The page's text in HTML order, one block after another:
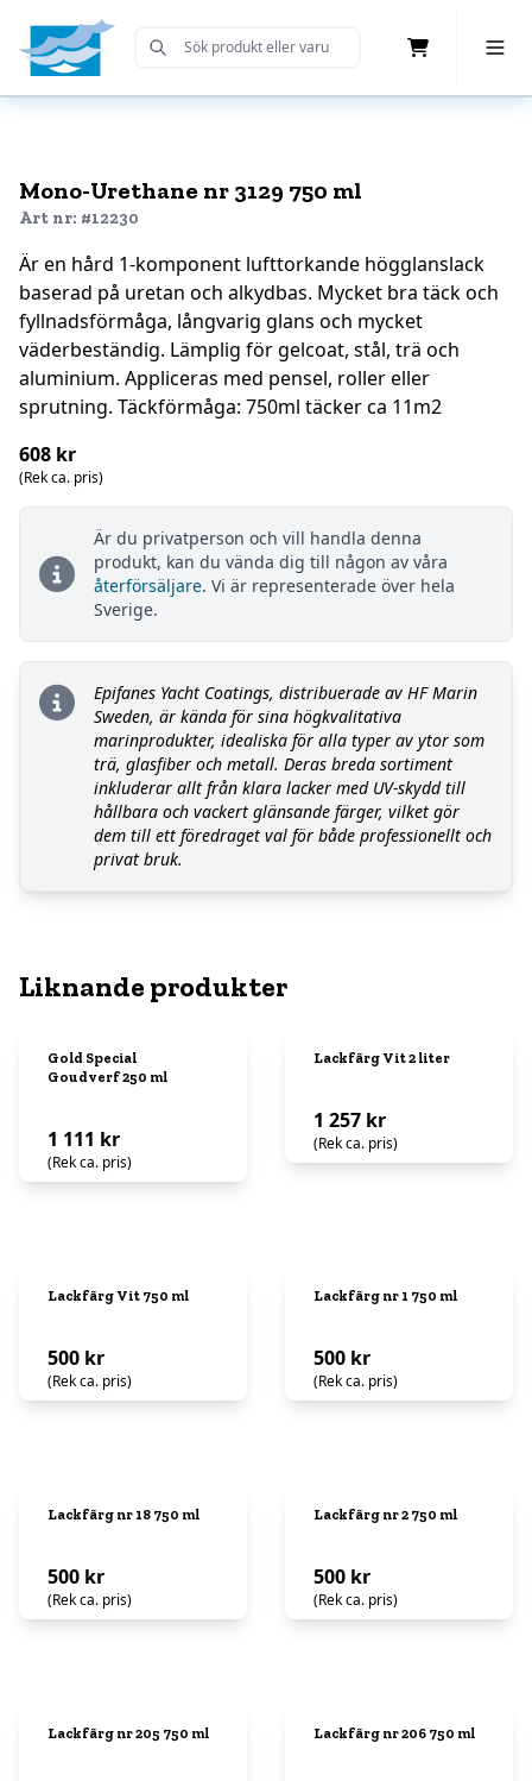
Home Submit Search
Mono-Urethane nr 3129 750 ml
Art nr: #12230
Är en hård 1-komponent lufttorkande högglanslack
baserad på uretan och alkydbas. Mycket bra täck och
fyllnadsförmåga, långvarig glans och mycket
väderbeständig. Lämplig för gelcoat, stål, trä och
aluminium. Appliceras med pensel, roller eller
sprutning. Täckförmåga: 750ml täcker ca 11m2
608 kr
(Rek ca. pris)
Är du privatperson och vill handla denna
produkt, kan du vända dig till någon av våra
återförsäljare. Vi är representerade över hela
Sverige.
Epifanes Yacht Coatings, distribuerade av HF Marin
Sweden, är kända för sina högkvalitativa
marinprodukter, idealiska för alla typer av ytor som
trä, glasfiber och metall. Deras breda sortiment
inkluderar allt från klara lacker med UV-skydd till
hållbara och vackert glänsande färger, vilket gör
dem till ett föredraget val för både professionellt och
privat bruk.
Liknande produkter
Gold Special
Goudverf 250 ml
1 111 kr
(Rek ca. pris)
Lackfärg Vit 2 liter
1 257 kr
(Rek ca. pris)
Lackfärg Vit 750 ml
500 kr
(Rek ca. pris)
Lackfärg nr 1 750 ml
500 kr
(Rek ca. pris)
Lackfärg nr 18 750 ml
500 kr
(Rek ca. pris)
Lackfärg nr 2 750 ml
500 kr
(Rek ca. pris)
Lackfärg nr 205 750 ml Lackfärg nr 206 750 ml